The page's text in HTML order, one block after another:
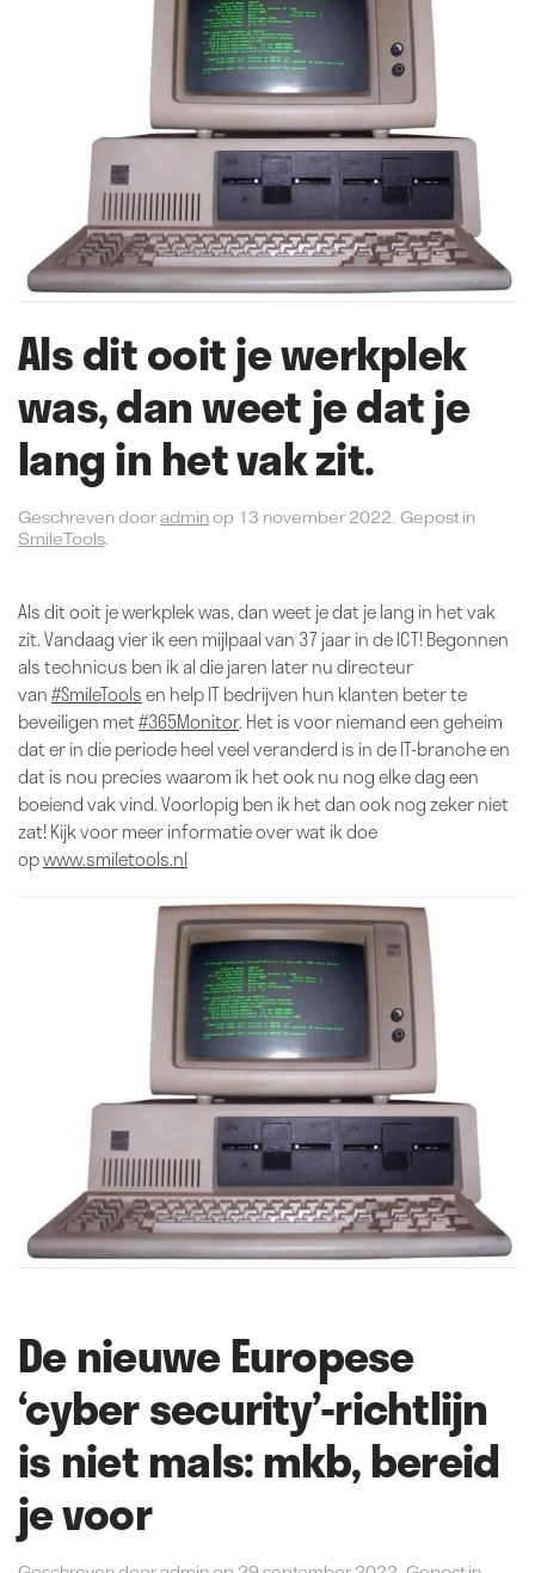
Als dit ooit je werkplek
was, dan weet je dat je
lang in het vak zit.
Geschreven dooradminop 13 november 2022. Gepost in
SmileTools.
Als dit ooit je werkplek was, dan weet je dat je lang in het vak
zit. Vandaag vier ik een mijlpaal van 37 jaar in de ICT! Begonnen
als technicus ben ik al die jaren later nu directeur
van#SmileToolsen help IT bedrijven hun klanten beter te
beveiligen met#365Monitor. Het is voor niemand een geheim
dat er in die periode heel veel veranderd is in de IT-branche en
dat is nou precies waarom ik het ook nu nog elke dag een
boeiend vak vind. Voorlopig ben ik het dan ook nog zeker niet
zat! Kijk voor meer informatie over wat ik doe
opwww.smiletools.nl
De nieuwe Europese
‘cyber security’-richtlijn
is niet mals: mkb, bereid
je voor